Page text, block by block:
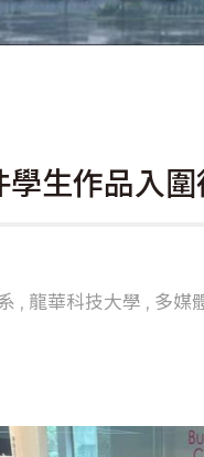
生作品入
, 龍華科技大學 , 多媒